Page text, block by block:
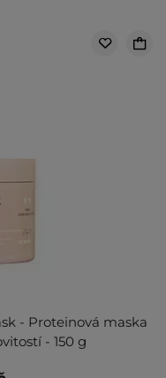
- Proteinová maska
- 150 g